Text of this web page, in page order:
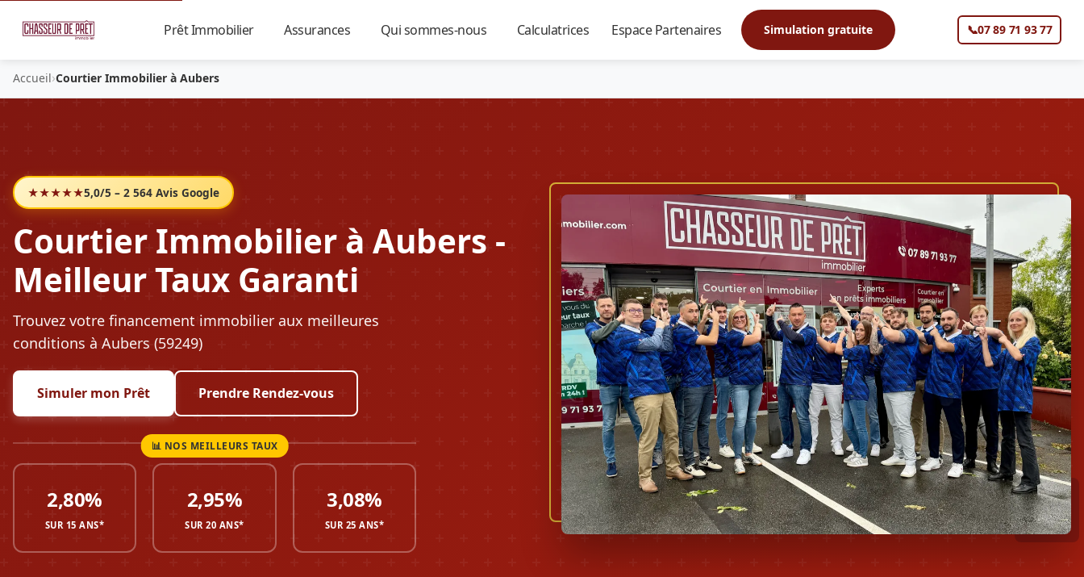
Prêt Immobilier Assurances Qui sommes-nous Calculatrices Espace Partenaires Simulation gratuite 📞07 89 71 93 77
Accueil›Courtier Immobilier à Aubers
★★★★★5,0/5 – 2 564 Avis Google
Courtier Immobilier à Aubers -
Meilleur Taux Garanti
Trouvez votre financement immobilier aux meilleures
conditions à Aubers (59249)
Simuler mon Prêt Prendre Rendez-vous
2,80%
SUR 15 ANS*
2,95%
SUR 20 ANS*
3,08%
SUR 25 ANS*